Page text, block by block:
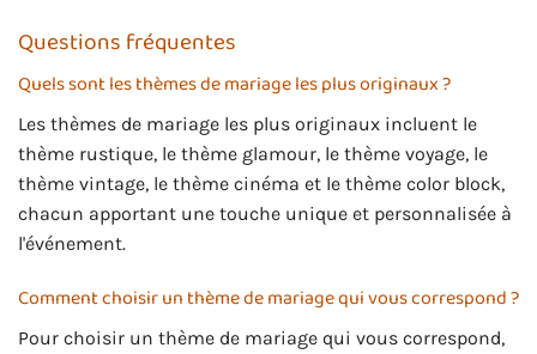
Questions fréquentes
Quels sont les thèmes de mariage les plus originaux ?
Les thèmes de mariage les plus originaux incluent le
thème rustique, le thème glamour, le thème voyage, le
thème vintage, le thème cinéma et le thème color block,
chacun apportant une touche unique et personnalisée à
l'événement.
Comment choisir un thème de mariage qui vous correspond ?
Pour choisir un thème de mariage qui vous correspond,